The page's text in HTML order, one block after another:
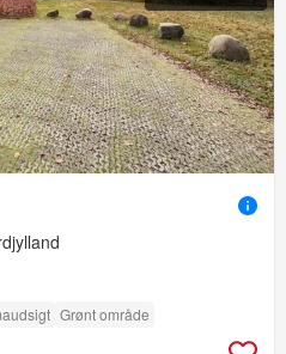
Grønt område